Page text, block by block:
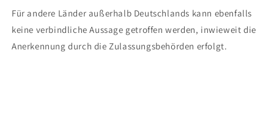
Für andere Länder außerhalb Deutschlands kann ebenfalls
keine verbindliche Aussage getroffen werden, inwieweit die
Anerkennung durch die Zulassungsbehörden erfolgt.